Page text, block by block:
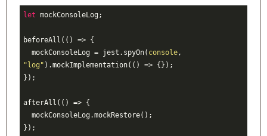
let mockConsoleLog;
beforeAll(() => {
  mockConsoleLog = jest.spyOn(
console
"log" ).mockImplementation(() => {});
});
afterAll(() => {
});